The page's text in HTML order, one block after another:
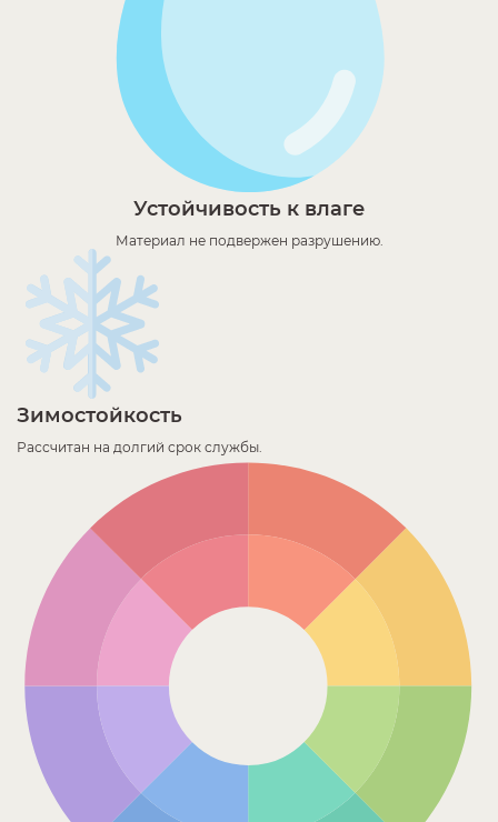
Устойчивость к влаге
Материал не подвержен разрушению.
Зимостойкость
Рассчитан на долгий срок службы.